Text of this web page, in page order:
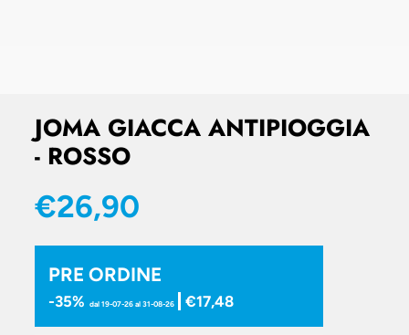
JOMA GIACCA ANTIPIOGGIA
- ROSSO
€26,90
PRE ORDINE
-35% dal 19-07-26 al 31-08-26 €17,48